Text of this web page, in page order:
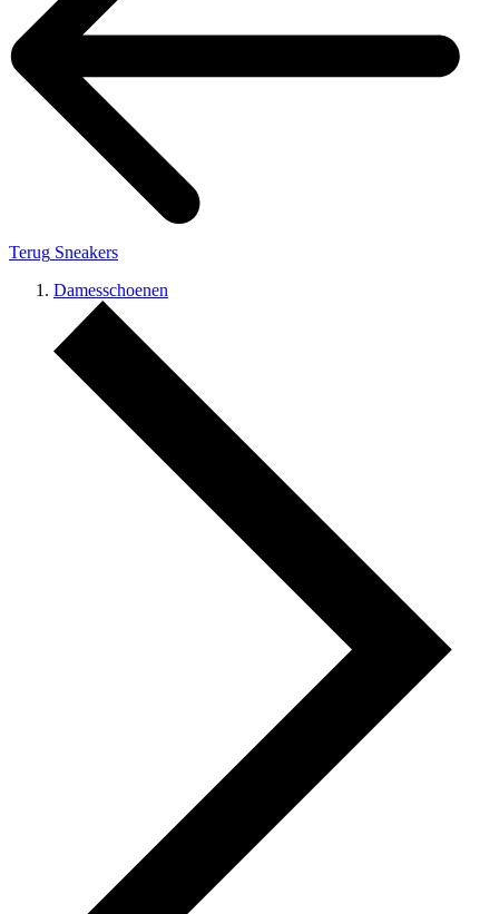
Terug Sneakers
Damesschoenen